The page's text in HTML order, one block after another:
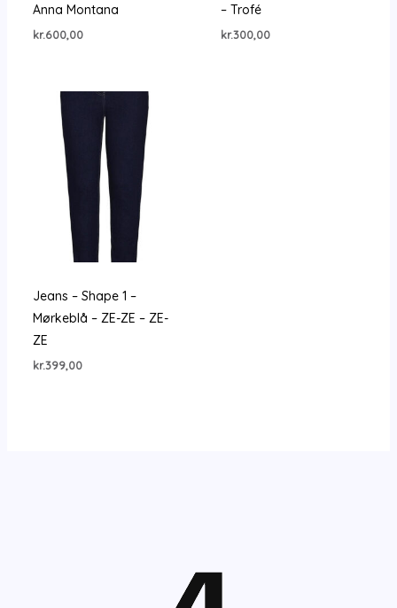
Anna Montana
kr.600,00
– Trofé
kr.300,00
Jeans – Shape 1 –
Mørkeblå – ZE-ZE – ZE-
ZE
kr.399,00